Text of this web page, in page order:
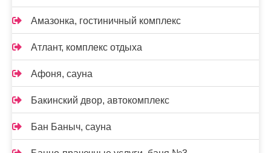
Амазонка, гостиничный комплекс
Атлант, комплекс отдыха
Афоня, сауна
Бакинский двор, автокомплекс
Бан Баныч, сауна